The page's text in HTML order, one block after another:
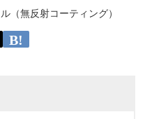
（無反射コーティング）